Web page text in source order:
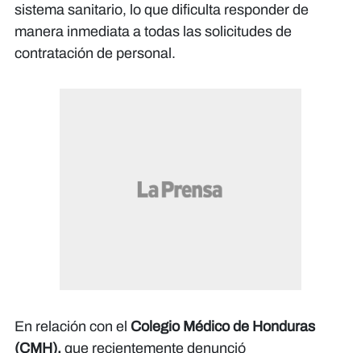
sistema sanitario, lo que dificulta responder de
manera inmediata a todas las solicitudes de
contratación de personal.
En relación con el Colegio Médico de Honduras
(CMH), que recientemente denunció